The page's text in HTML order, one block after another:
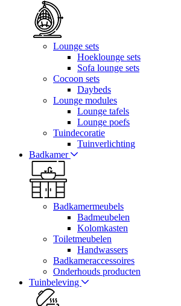
Lounge sets
Hoeklounge sets
Sofa lounge sets
Cocoon sets
Daybeds
Lounge modules
Lounge tafels
Lounge poefs
Tuindecoratie
Tuinverlichting
Badkamer
Badkamermeubels
Badmeubelen
Kolomkasten
Toiletmeubelen
Handwassers
Badkameraccessoires
Onderhouds producten
Tuinbeleving